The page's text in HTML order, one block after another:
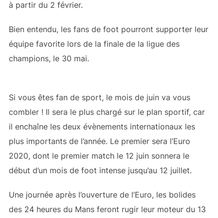
à partir du 2 février.
Bien entendu, les fans de foot pourront supporter leur
équipe favorite lors de la finale de la ligue des
champions, le 30 mai.
Si vous êtes fan de sport, le mois de juin va vous
combler ! Il sera le plus chargé sur le plan sportif, car
il enchaîne les deux évènements internationaux les
plus importants de l’année. Le premier sera l’Euro
2020, dont le premier match le 12 juin sonnera le
début d’un mois de foot intense jusqu’au 12 juillet.
Une journée après l’ouverture de l’Euro, les bolides
des 24 heures du Mans feront rugir leur moteur du 13